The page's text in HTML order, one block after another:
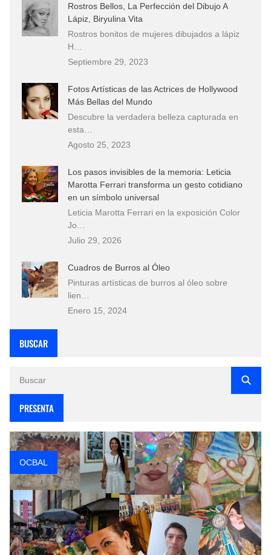
Rostros Bellos, La Perfección del Dibujo A
Lápiz, Biryulina Vita
Rostros bonitos de mujeres dibujados a lápiz
H…
Septiembre 29, 2023
Fotos Artísticas de las Actrices de Hollywood
Más Bellas del Mundo
Descubre la verdadera belleza capturada en
esta…
Agosto 25, 2023
Los pasos invisibles de la memoria: Leticia
Marotta Ferrari transforma un gesto cotidiano
en un símbolo universal
Leticia Marotta Ferrari en la exposición Color
Jo…
Julio 29, 2026
Cuadros de Burros al Óleo
Pinturas artísticas de burros al óleo sobre
lien…
Enero 15, 2024
BUSCAR
PRESENTA
OCBAL